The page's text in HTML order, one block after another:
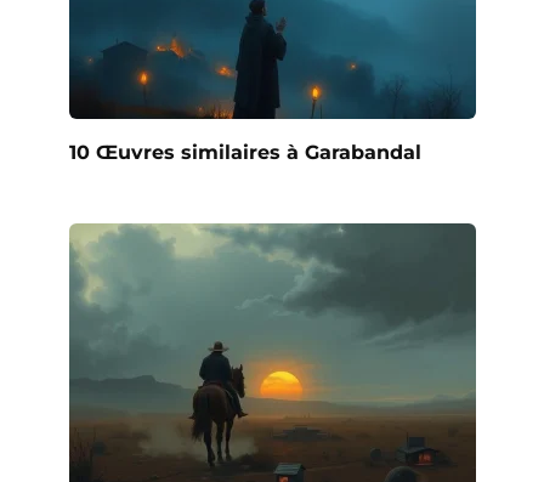
10 Œuvres similaires à Garabandal